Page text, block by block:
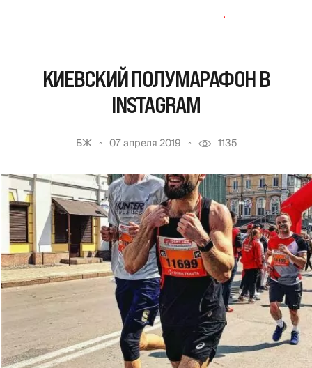
КИЕВСКИЙ ПОЛУМАРАФОН В
INSTAGRAM
БЖ 07 апреля 2019 1135